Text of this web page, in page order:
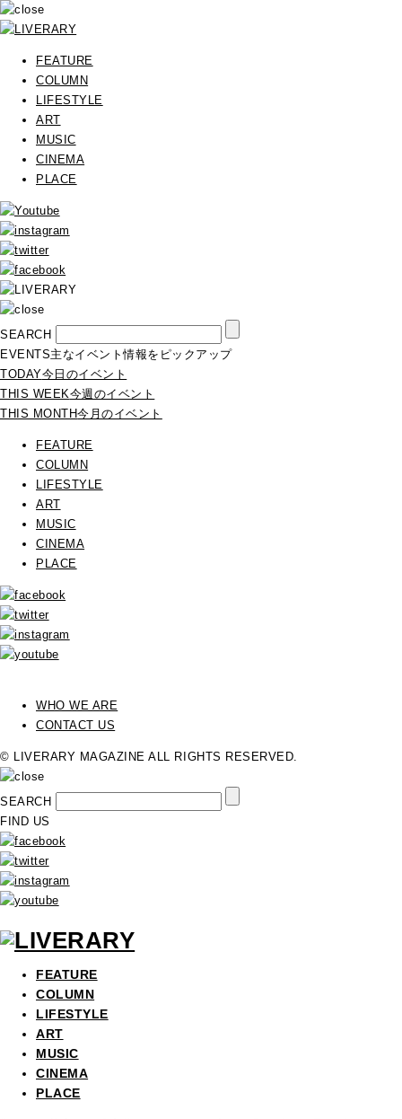
FEATURE
COLUMN
LIFESTYLE
ART
MUSIC
CINEMA
PLACE
SEARCH
EVENTS主なイベント情報をピックアップ
TODAY今日のイベント
THIS WEEK今週のイベント
THIS MONTH今月のイベント
FEATURE
COLUMN
LIFESTYLE
ART
MUSIC
CINEMA
PLACE
WHO WE ARE
CONTACT US
© LIVERARY MAGAZINE ALL RIGHTS RESERVED.
SEARCH
FIND US
FEATURE
COLUMN
LIFESTYLE
ART
MUSIC
CINEMA
PLACE